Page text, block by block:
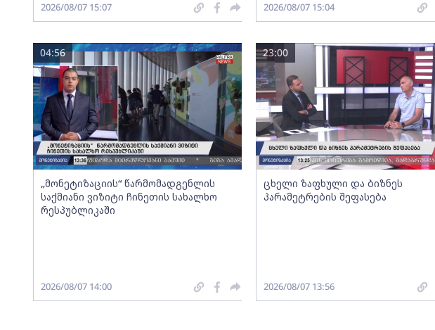
2026/08/07 15:07 2026/08/07 15:04
„მონეტიზაციის“ წარმომადგენლის
საქმიანი ვიზიტი ჩინეთის სახალხო
რესპუბლიკაში
04:56
2026/08/07 14:00
ცხელი ზაფხული და ბიზნეს
პარამეტრების შეფასება
23:00
2026/08/07 13:56